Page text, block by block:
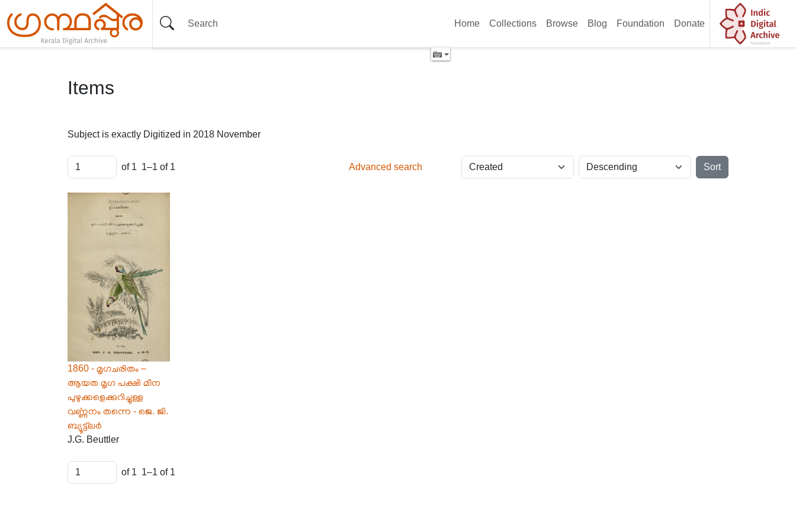
Home Collections Browse Blog Foundation Donate
Items
Subject is exactly Digitized in 2018 November
of 1 1–1 of 1 Advanced search Sort
1860 - മൃഗചരിതം –
ആയത മൃഗ പക്ഷി മീന
പുഴുക്കളെക്കുറിച്ചുള്ള
വൎണ്ണനം തന്നെ - ജെ. ജി.
ബ്യൂട്ട്‌ലർ
J.G. Beuttler
of 1 1–1 of 1